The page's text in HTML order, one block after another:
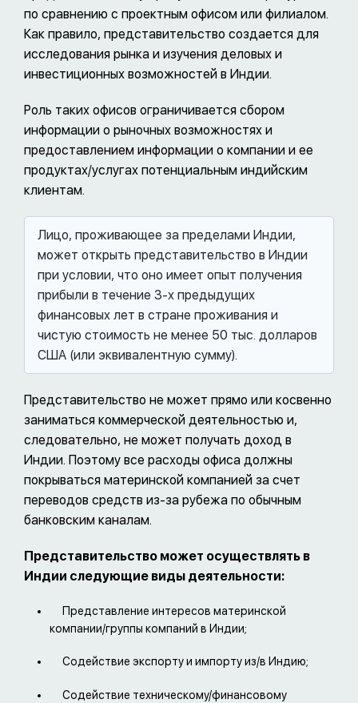
по сравнению с проектным офисом или филиалом.
Как правило, представительство создается для
исследования рынка и изучения деловых и
инвестиционных возможностей в Индии.
Роль таких офисов ограничивается сбором
информации о рыночных возможностях и
предоставлением информации о компании и ее
продуктах/услугах потенциальным индийским
клиентам.
Лицо, проживающее за пределами Индии,
может открыть представительство в Индии
при условии, что оно имеет опыт получения
прибыли в течение 3-х предыдущих
финансовых лет в стране проживания и
чистую стоимость не менее 50 тыс. долларов
США (или эквивалентную сумму).
Представительство не может прямо или косвенно
заниматься коммерческой деятельностью и,
следовательно, не может получать доход в
Индии. Поэтому все расходы офиса должны
покрываться материнской компанией за счет
переводов средств из-за рубежа по обычным
банковским каналам.
Представительство может осуществлять в
Индии следующие виды деятельности:
Представление интересов материнской
компании/группы компаний в Индии;
Содействие экспорту и импорту из/в Индию;
Содействие техническому/финансовому